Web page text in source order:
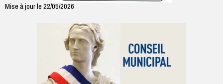
Mise à jour le 22/05/2026